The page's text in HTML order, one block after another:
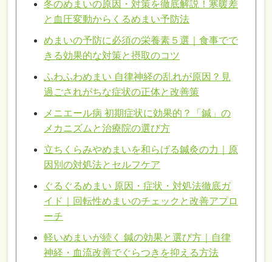
冬のめまいの原因・対策を徹底解説！寒暖差
と血圧変動からくるめまい予防法
めまいの予防に必須の栄養素５選｜食事でで
きる効果的な対策と摂取のコツ
ふわふわめまい 自律神経の乱れが原因？見
過ごされがちな症状の正体と改善策
メニエール病 初期症状に効果的？「鍼」の
メカニズムと治療院の選び方
立ちくらみやめまいを和らげる鍼灸の力｜原
因別の対処法とセルフケア
ぐるぐるめまい 原因・症状・対処法徹底ガ
イド｜回転性めまいのチェックと改善アプロ
ーチ
軽いめまいが続く 鍼の効果と選び方｜自律
神経・血流改善でぐらつきを抑える方法